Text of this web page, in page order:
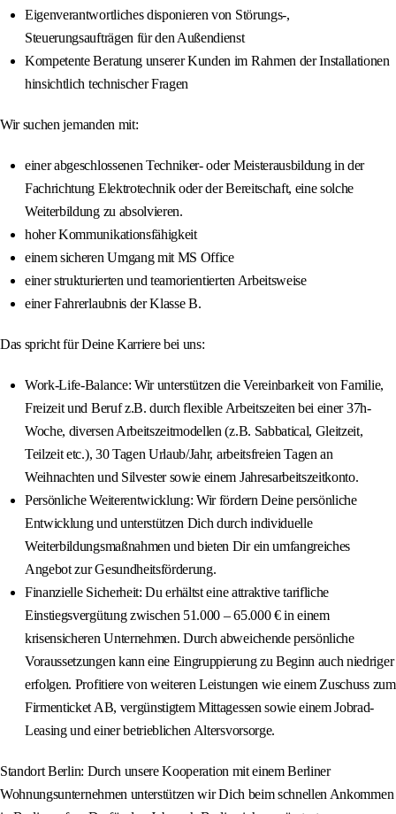
Eigenverantwortliches disponieren von Störungs-,
Steuerungsaufträgen für den Außendienst
Kompetente Beratung unserer Kunden im Rahmen der Installationen
hinsichtlich technischer Fragen
Wir suchen jemanden mit:
einer abgeschlossenen Techniker- oder Meisterausbildung in der
Fachrichtung Elektrotechnik oder der Bereitschaft, eine solche
Weiterbildung zu absolvieren.
hoher Kommunikationsfähigkeit
einem sicheren Umgang mit MS Office
einer strukturierten und teamorientierten Arbeitsweise
einer Fahrerlaubnis der Klasse B.
Das spricht für Deine Karriere bei uns:
Work-Life-Balance: Wir unterstützen die Vereinbarkeit von Familie,
Freizeit und Beruf z.B. durch flexible Arbeitszeiten bei einer 37h-
Woche, diversen Arbeitszeitmodellen (z.B. Sabbatical, Gleitzeit,
Teilzeit etc.), 30 Tagen Urlaub/Jahr, arbeitsfreien Tagen an
Weihnachten und Silvester sowie einem Jahresarbeitszeitkonto.
Persönliche Weiterentwicklung: Wir fördern Deine persönliche
Entwicklung und unterstützen Dich durch individuelle
Weiterbildungsmaßnahmen und bieten Dir ein umfangreiches
Angebot zur Gesundheitsförderung.
Finanzielle Sicherheit: Du erhältst eine attraktive tarifliche
Einstiegsvergütung zwischen 51.000 – 65.000 € in einem
krisensicheren Unternehmen. Durch abweichende persönliche
Voraussetzungen kann eine Eingruppierung zu Beginn auch niedriger
erfolgen. Profitiere von weiteren Leistungen wie einem Zuschuss zum
Firmenticket AB, vergünstigtem Mittagessen sowie einem Jobrad-
Leasing und einer betrieblichen Altersvorsorge.
Standort Berlin: Durch unsere Kooperation mit einem Berliner
Wohnungsunternehmen unterstützen wir Dich beim schnellen Ankommen